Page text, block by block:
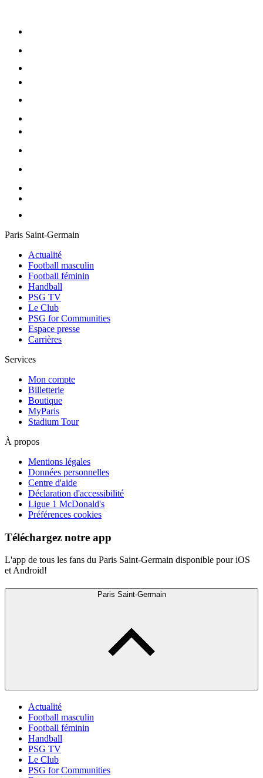
Paris Saint-Germain
Actualité
Football masculin
Football féminin
Handball
PSG TV
Le Club
PSG for Communities
Espace presse
Carrières
Services
Mon compte
Billetterie
Boutique
MyParis
Stadium Tour
À propos
Mentions légales
Données personnelles
Centre d'aide
Déclaration d'accessibilité
Ligue 1 McDonald's
Préférences cookies
Téléchargez notre app
L'app de tous les fans du Paris Saint-Germain disponible pour iOS
et Android!
Paris Saint-Germain
Actualité
Football masculin
Football féminin
Handball
PSG TV
Le Club
PSG for Communities